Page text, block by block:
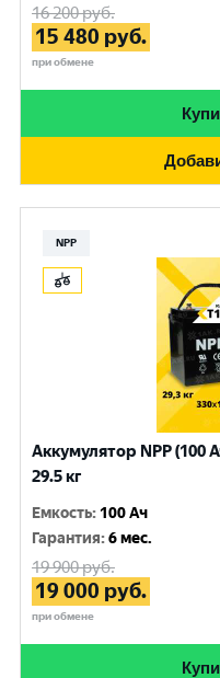
16 200руб.
15 480 руб.
при обмене
NPP
Аккумулятор NPP (100
29.5 кг
Емкость: 100 Ач
Гарантия:6 мес.
19 900руб.
19 000 руб.
при обмене